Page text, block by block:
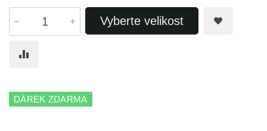
Vyberte velikost
DÁREK ZDARMA